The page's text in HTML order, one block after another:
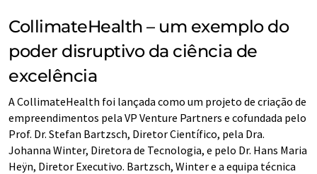
CollimateHealth – um exemplo do
poder disruptivo da ciência de
excelência
A CollimateHealth foi lançada como um projeto de criação de
empreendimentos pela VP Venture Partners e cofundada pelo
Prof. Dr. Stefan Bartzsch, Diretor Científico, pela Dra.
Johanna Winter, Diretora de Tecnologia, e pelo Dr. Hans Maria
Heÿn, Diretor Executivo. Bartzsch, Winter e a equipa técnica